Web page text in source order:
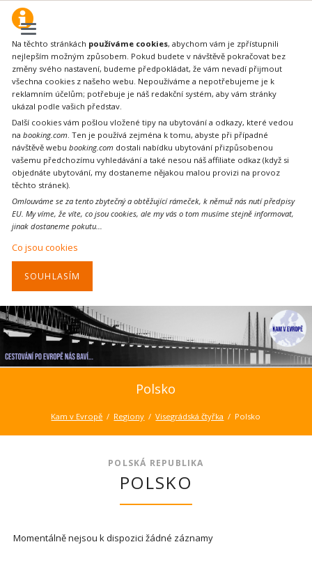
Na těchto stránkách používáme cookies, abychom vám je zpřístupnili
nejlepším možným způsobem. Pokud budete v návštěvě pokračovat bez
změny svého nastavení, budeme předpokládat, že vám nevadí přijmout
všechna cookies z našeho webu. Nepoužíváme a nepotřebujeme je k
reklamním účelům; potřebuje je náš redakční systém, aby vám stránky
ukázal podle vašich představ.
Další cookies vám pošlou vložené tipy na ubytování a odkazy, které vedou
nabooking.com . Ten je používá zejména k tomu, abyste při případné
návštěvě webubooking.com dostali nabídku ubytování přizpůsobenou
vašemu předchozímu vyhledávání a také nesou náš affiliate odkaz (když si
objednáte ubytování, my dostaneme nějakou malou provizi na provoz
těchto stránek).
Omlouváme se za tento zbytečný a obtěžující rámeček, k němuž nás nutí předpisy
EU. My víme, že víte, co jsou cookies, ale my vás o tom musíme stejně informovat,
jinak dostaneme pokutu...
Co jsou cookies
SOUHLASÍM
Polsko
Kam v Evropě Regiony Visegrádská čtyřka Polsko
POLSKÁ REPUBLIKA
POLSKO
Momentálně nejsou k dispozici žádné záznamy